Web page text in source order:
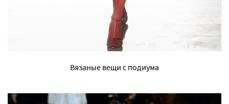
Вязаные вещи с подиума